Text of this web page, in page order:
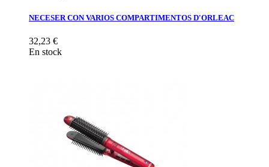
NECESER CON VARIOS COMPARTIMENTOS D'ORLEAC
32,23 €
En stock